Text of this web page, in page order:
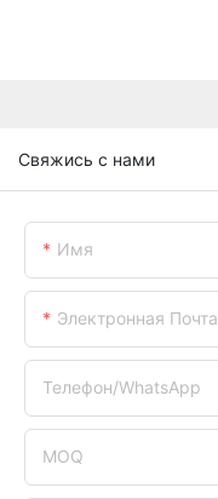
Свяжись с нами
Имя
Электронная Почта
Телефон/WhatsApp
MOQ